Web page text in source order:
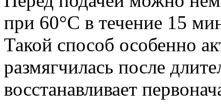
при 60°C в течение 15
Такой способ особенно
размягчилась после
восстанавливает